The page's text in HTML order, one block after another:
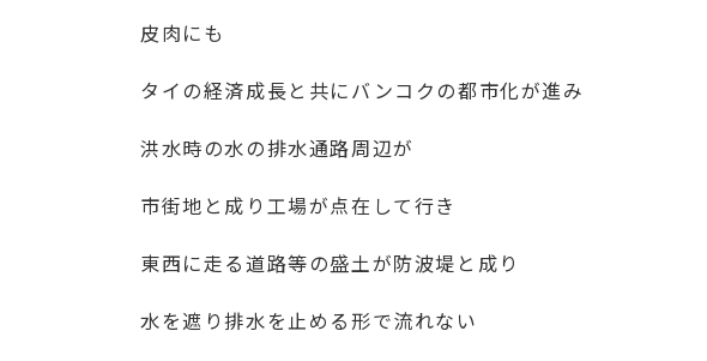
皮肉にも
タイの経済成長と共にバンコクの都市化が進み
洪水時の水の排水通路周辺が
市街地と成り工場が点在して行き
東西に走る道路等の盛土が防波堤と成り
水を遮り排水を止める形で流れない